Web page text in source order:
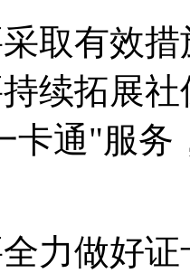
采取有效
续拓展
卡通"服务
全力做好